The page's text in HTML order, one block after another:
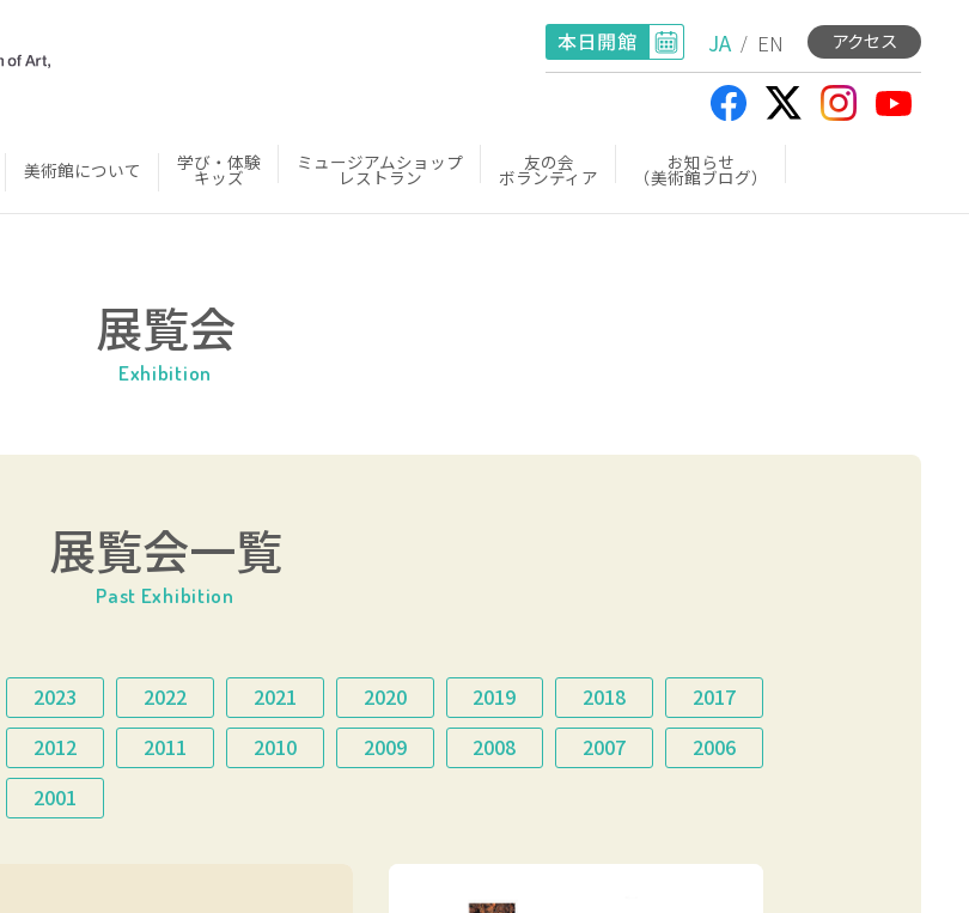
JA / EN アクセス
美術館について 学び・体験
キッズ
ミュージアムショップ
レストラン
友の会
ボランティア
お知らせ
（美術館ブログ）
展覧会
Exhibition
展覧会一覧
Past Exhibition
2023 2022 2021 2020 2019 2018
2017
2012 2011 2010 2009 2008 2007
2006
2001